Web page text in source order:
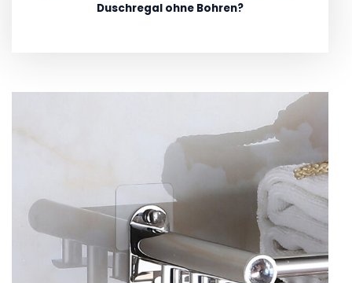
Duschregal ohne Bohren?